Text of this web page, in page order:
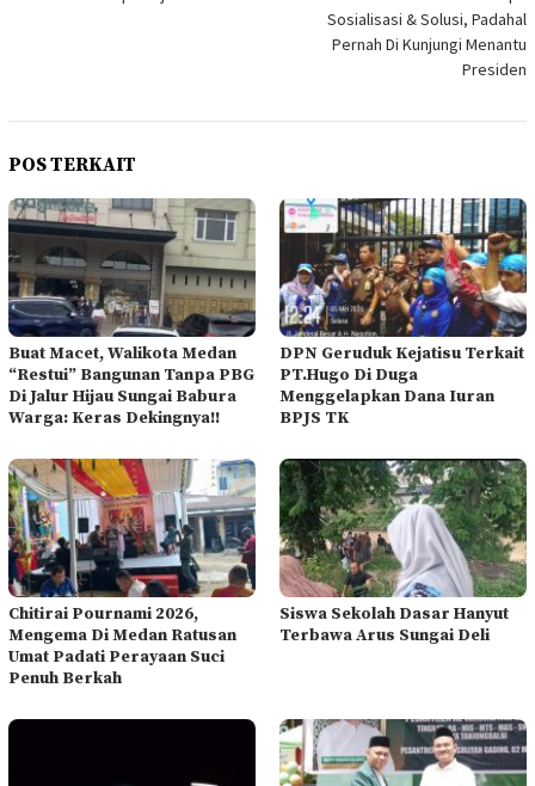
Sosialisasi & Solusi, Padahal
Pernah Di Kunjungi Menantu
Presiden
POS TERKAIT
Buat Macet, Walikota Medan
“Restui” Bangunan Tanpa PBG
Di Jalur Hijau Sungai Babura
Warga: Keras Dekingnya!!
DPN Geruduk Kejatisu Terkait
PT.Hugo Di Duga
Menggelapkan Dana Iuran
BPJS TK
Chitirai Pournami 2026,
Mengema Di Medan Ratusan
Umat Padati Perayaan Suci
Penuh Berkah
Siswa Sekolah Dasar Hanyut
Terbawa Arus Sungai Deli